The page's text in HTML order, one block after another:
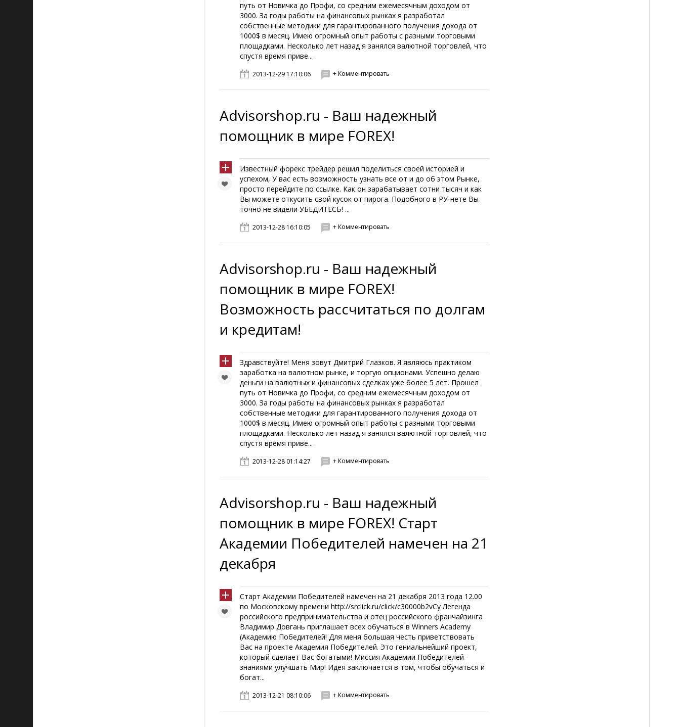
путь от Новичка до Профи, со средним ежемесячным доходом от
3000. За годы работы на финансовых рынках я разработал
собственные методики для гарантированного получения дохода от
1000$ в месяц. Имею огромный опыт работы с разными торговыми
площадками. Несколько лет назад я занялся валютной торговлей, что
спустя время приве...
2013-12-29 17:10:06 + Комментировать
Advisorshop.ru - Ваш надежный
помощник в мире FOREX!
Известный форекс трейдер решил поделиться своей историей и
успехом, У вас есть возможность узнать все от и до об этом Рынке,
просто перейдите по ссылке. Как он зарабатывает сотни тысяч и как
Вы можете откусить свой кусок от пирога. Подобного в РУ-нете Вы
точно не видели УБЕДИТЕСЬ! ...
2013-12-28 16:10:05 + Комментировать
Advisorshop.ru - Ваш надежный
помощник в мире FOREX!
Возможность рассчитаться по долгам
и кредитам!
Здравствуйте! Меня зовут Дмитрий Глазков. Я являюсь практиком
заработка на валютном рынке, и торгую опционами. Успешно делаю
деньги на валютных и финансовых сделках уже более 5 лет. Прошел
путь от Новичка до Профи, со средним ежемесячным доходом от
3000. За годы работы на финансовых рынках я разработал
собственные методики для гарантированного получения дохода от
1000$ в месяц. Имею огромный опыт работы с разными торговыми
площадками. Несколько лет назад я занялся валютной торговлей, что
спустя время приве...
2013-12-28 01:14:27 + Комментировать
Advisorshop.ru - Ваш надежный
помощник в мире FOREX! Старт
Академии Победителей намечен на 21
декабря
Старт Академии Победителей намечен на 21 декабря 2013 года 12.00
по Московскому времени http://srclick.ru/click/c30000b2vCy Легенда
российского предпринимательства и отец российского франчайзинга
Владимир Довгань приглашает всех обучаться в Winners Academy
(Академию Победителей! Для меня большая честь приветствовать
Вас на проекте Академия Победителей. Это гениальнейший проект,
который сделает Вас богатыми! Миссия Академии Победителей -
знаниями улучшать Мир! Идея заключается в том, чтобы обучаться и
богат...
2013-12-21 08:10:06 + Комментировать